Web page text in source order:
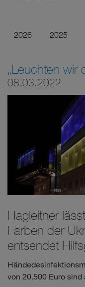
2026 2025
„Leuchten wir
08.03.2022
Hagleitner
Farben der
entsendet
von 20.500 Euro sind